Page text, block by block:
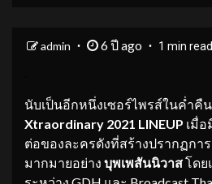
admin 6 ปี ago 1 min read
นับเป็นอีกหนึ่งเซอร์ไพรส์ในค่ำคื
Xtraordinary 2021 LINEUP เมื่
ต่อของละครดังที่สร้างปรากฏกา
มากมายอย่าง บุพเพสันนิวาสโดย